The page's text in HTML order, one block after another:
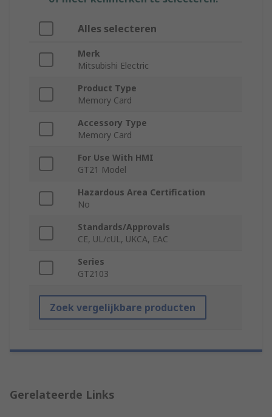
Alles selecteren
Merk
Mitsubishi Electric
Product Type
Memory Card
Accessory Type
Memory Card
For Use With HMI
GT21 Model
Hazardous Area Certification
No
Standards/Approvals
CE, UL/cUL, UKCA, EAC
Series
GT2103
Zoek vergelijkbare producten
Gerelateerde Links